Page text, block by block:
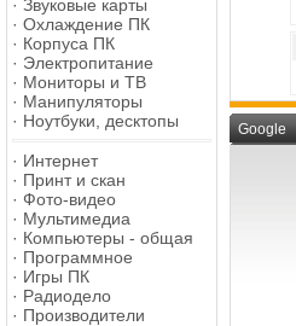
· Звуковые карты
· Охлаждение ПК
· Корпуса ПК
· Электропитание
· Мониторы и ТВ
· Манипуляторы
· Ноутбуки, десктопы
· Интернет
· Принт и скан
· Фото-видео
· Мультимедиа
· Компьютеры - общая
· Программное
· Игры ПК
· Радиодело
· Производители
Google